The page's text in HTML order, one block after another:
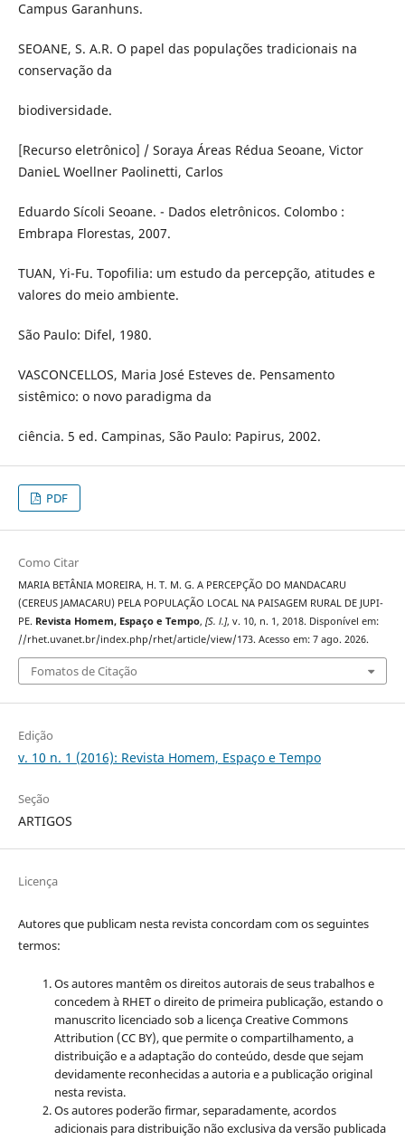
Campus Garanhuns.
SEOANE, S. A.R. O papel das populações tradicionais na
conservação da
biodiversidade.
[Recurso eletrônico] / Soraya Áreas Rédua Seoane, Victor
DanieL Woellner Paolinetti, Carlos
Eduardo Sícoli Seoane. - Dados eletrônicos. Colombo :
Embrapa Florestas, 2007.
TUAN, Yi-Fu. Topofilia: um estudo da percepção, atitudes e
valores do meio ambiente.
São Paulo: Difel, 1980.
VASCONCELLOS, Maria José Esteves de. Pensamento
sistêmico: o novo paradigma da
ciência. 5 ed. Campinas, São Paulo: Papirus, 2002.
PDF
Como Citar
MARIA BETÂNIA MOREIRA, H. T. M. G. A PERCEPÇÃO DO MANDACARU
(CEREUS JAMACARU) PELA POPULAÇÃO LOCAL NA PAISAGEM RURAL DE JUPI-
PE. Revista Homem, Espaço e Tempo, [S. l.], v. 10, n. 1, 2018. Disponível em:
//rhet.uvanet.br/index.php/rhet/article/view/173. Acesso em: 7 ago. 2026.
Fomatos de Citação
Edição
v. 10 n. 1 (2016): Revista Homem, Espaço e Tempo
Seção
ARTIGOS
Licença
Autores que publicam nesta revista concordam com os seguintes
termos:
Os autores mantêm os direitos autorais de seus trabalhos e
concedem à RHET o direito de primeira publicação, estando o
manuscrito licenciado sob a licençaCreative Commons
Attribution (CC BY), que permite o compartilhamento, a
distribuição e a adaptação do conteúdo, desde que sejam
devidamente reconhecidas a autoria e a publicação original
nesta revista.
Os autores poderão firmar, separadamente, acordos
adicionais para distribuição não exclusiva da versão publicada